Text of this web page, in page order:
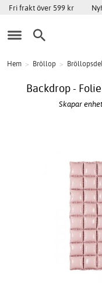
Fri frakt över 599 kr
Hem > Bröllop >
Backdrop -
Skapar